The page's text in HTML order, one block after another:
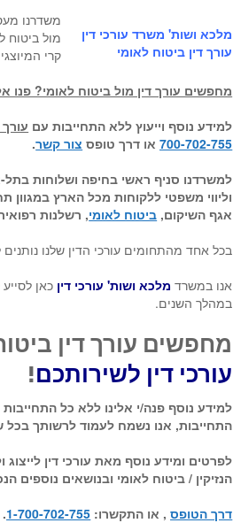
מלכא ושות' משרד עורכי דין
עורך דין ביטוח לאומי
משדרנו
מול ביטוח
קרי
מחפשים עורך דין מול ביטוח לאומי? פנו
למידע נוסף וייעוץ ללא התחייבות עם
700-702-755או דרך טופס צור קשר.
למשרדנו סניף ראשי בחיפה ושלוחות
וליווי משפטי ללקוחות מכל הארץ במגוון
אגף השיקום, ביטוח לאומי, רשלנות
בכל אחד מהתחומים עורכי הדין שלנו נותנים
אנו במשרד מלכא ושות' עורכי דין כאן
במהלך השנים.
מחפשים עורך דין
עורכי דין לשירותכם!
למידע נוסף פנה/י אלינו ללא כל
התחייבות, אנו נשמח לעמוד לרשותך
לפרטים ומידע נוסף מאת עורכי דין
הנזיקין / ביטוח לאומי ובנושאים נוספים
דרך הטופס, או התקשרו: 1-700-702-755
.